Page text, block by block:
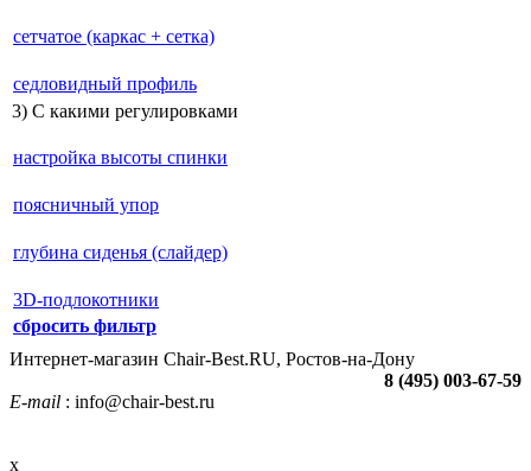
сетчатое (каркас + сетка)
седловидный профиль
3) С какими регулировками
настройка высоты спинки
поясничный упор
глубина сиденья (слайдер)
3D-подлокотники
сбросить фильтр
Интернет-магазин Chair-Best.RU, Ростов-на-Дону
8 (495) 003-67-59
E-mail : info@chair-best.ru
x